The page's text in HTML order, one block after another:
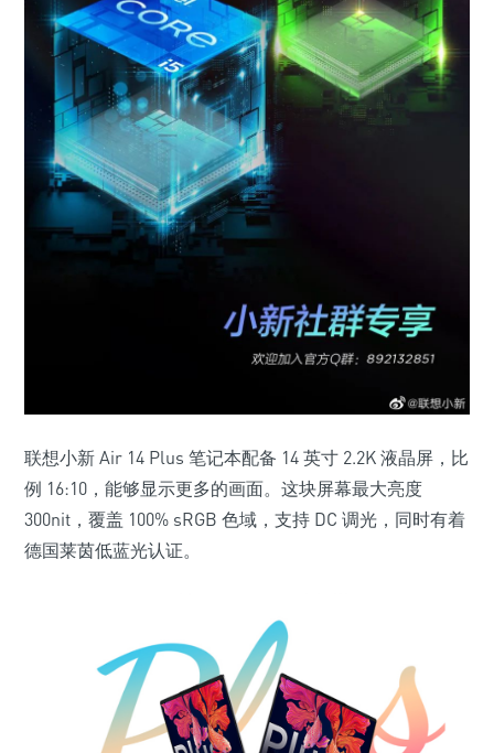
联想小新 Air 14 Plus 笔记本配备 14 英寸 2.2K 液晶屏，比
例 16:10，能够显示更多的画面。这块屏幕最大亮度
300nit，覆盖 100% sRGB 色域，支持 DC 调光，同时有着
德国莱茵低蓝光认证。